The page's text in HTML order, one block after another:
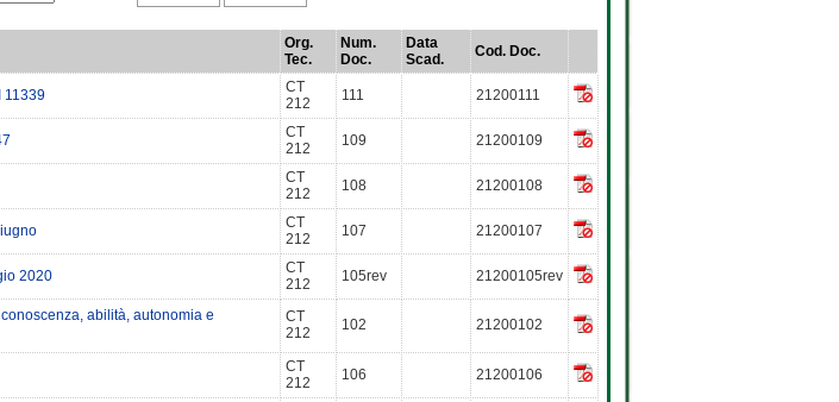
Org.
Tec.
Num.
Doc.
Data
Scad.
Cod. Doc.
11339
CT
212
111 21200111
CT
212
109 21200109
CT
212
108 21200108
CT
212
107 21200107
2020
CT
212
105rev 21200105rev
abilità, autonomia e
CT
212
102 21200102
CT
212
106 21200106